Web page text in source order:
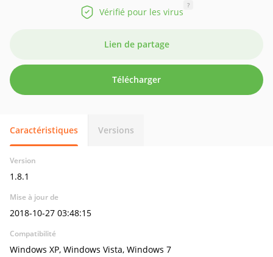
Vérifié pour les virus
?
Lien de partage
Télécharger
Caractéristiques Versions
Version
1.8.1
Mise à jour de
2018-10-27 03:48:15
Compatibilité
Windows XP, Windows Vista, Windows 7